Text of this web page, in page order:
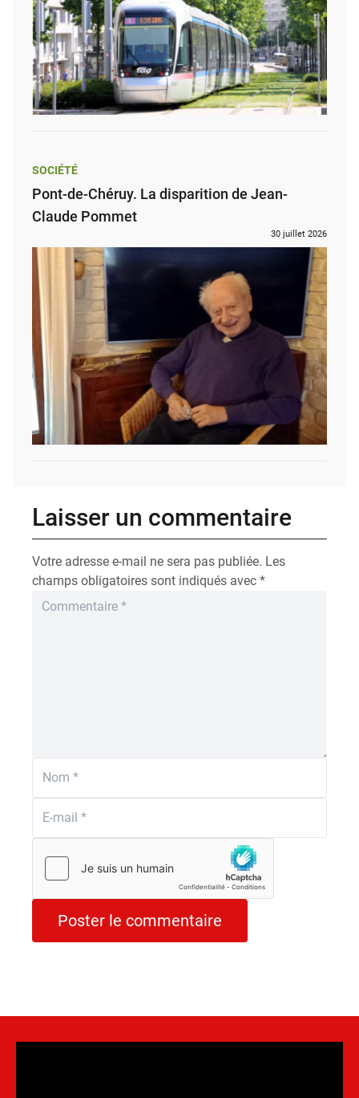
SOCIÉTÉ
Pont-de-Chéruy. La disparition de Jean-
Claude Pommet
30 juillet 2026
Laisser un commentaire
Votre adresse e-mail ne sera pas publiée. Les
champs obligatoires sont indiqués avec *